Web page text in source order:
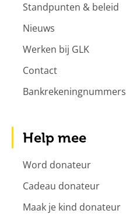
Standpunten & beleid
Nieuws
Werken bij GLK
Contact
Bankrekeningnummers
Help mee
Word donateur
Cadeau donateur
Maak je kind donateur